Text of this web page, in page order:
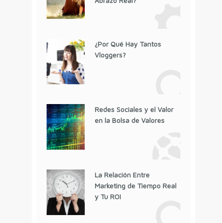
¿Por Qué Hay Tantos
Vloggers?
Redes Sociales y el Valor
en la Bolsa de Valores
La Relación Entre
Marketing de Tiempo Real
y Tu ROI